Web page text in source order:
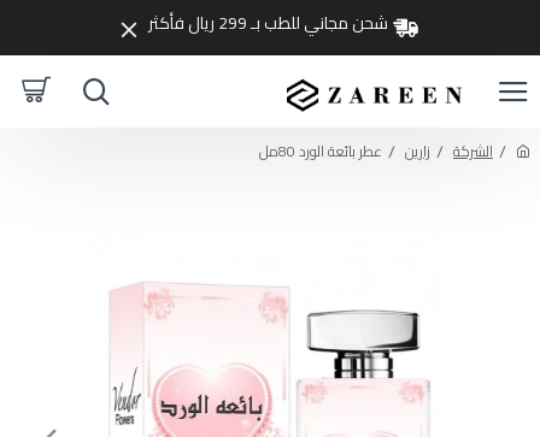
شحن مجاني للطب بـ 299 ريال فأكثر
الشركة زارين عطر بائعة الورد 80مل